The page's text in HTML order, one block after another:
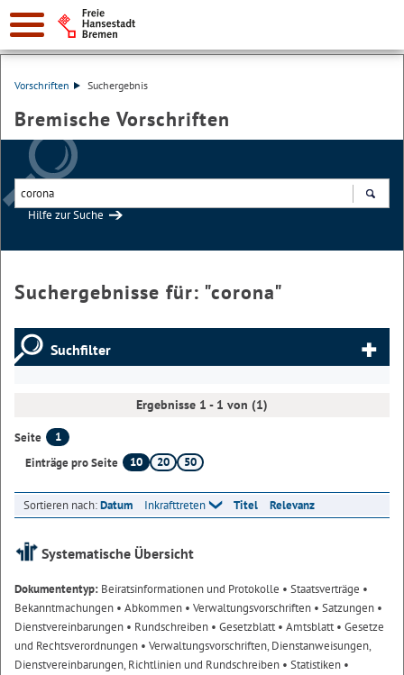
Vorschriften Suchergebnis
Bremische Vorschriften
Hilfe zur Suche
Suchergebnisse für: "corona"
Suchfilter
Ergebnisse 1 - 1 von (1)
Seite
1
Einträge pro Seite
10 20 50
Sortieren nach:Datum Inkrafttreten Titel Relevanz
Systematische Übersicht
Dokumententyp: Beiratsinformationen und Protokolle • Staatsverträge •
Bekanntmachungen • Abkommen • Verwaltungsvorschriften • Satzungen •
Dienstvereinbarungen • Rundschreiben • Gesetzblatt• Amtsblatt• Gesetze
und Rechtsverordnungen • Verwaltungsvorschriften, Dienstanweisungen,
Dienstvereinbarungen, Richtlinien und Rundschreiben • Statistiken •